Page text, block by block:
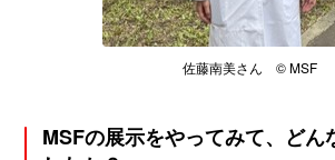
佐藤南美さん © MSF
MSFの展示をやってみて、どん